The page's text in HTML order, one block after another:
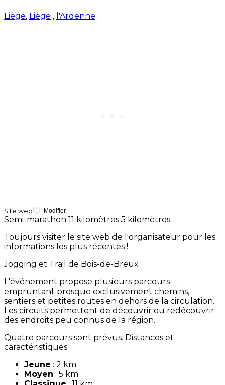
Liège, Liège , l'Ardenne
Site web Modifier
Semi-marathon 11 kilomètres 5 kilomètres
Toujours visiter le site web de l'organisateur pour les
informations les plus récentes !
Jogging et Trail de Bois-de-Breux
L'événement propose plusieurs parcours
empruntant presque exclusivement chemins,
sentiers et petites routes en dehors de la circulation.
Les circuits permettent de découvrir ou redécouvrir
des endroits peu connus de la région.
Quatre parcours sont prévus. Distances et
caractéristiques :
Jeune : 2 km
Moyen : 5 km